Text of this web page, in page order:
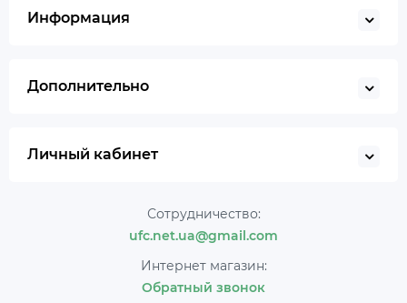
Информация
Дополнительно
Личный кабинет
Сотрудничество:
ufc.net.ua@gmail.com
Интернет магазин:
Обратный звонок